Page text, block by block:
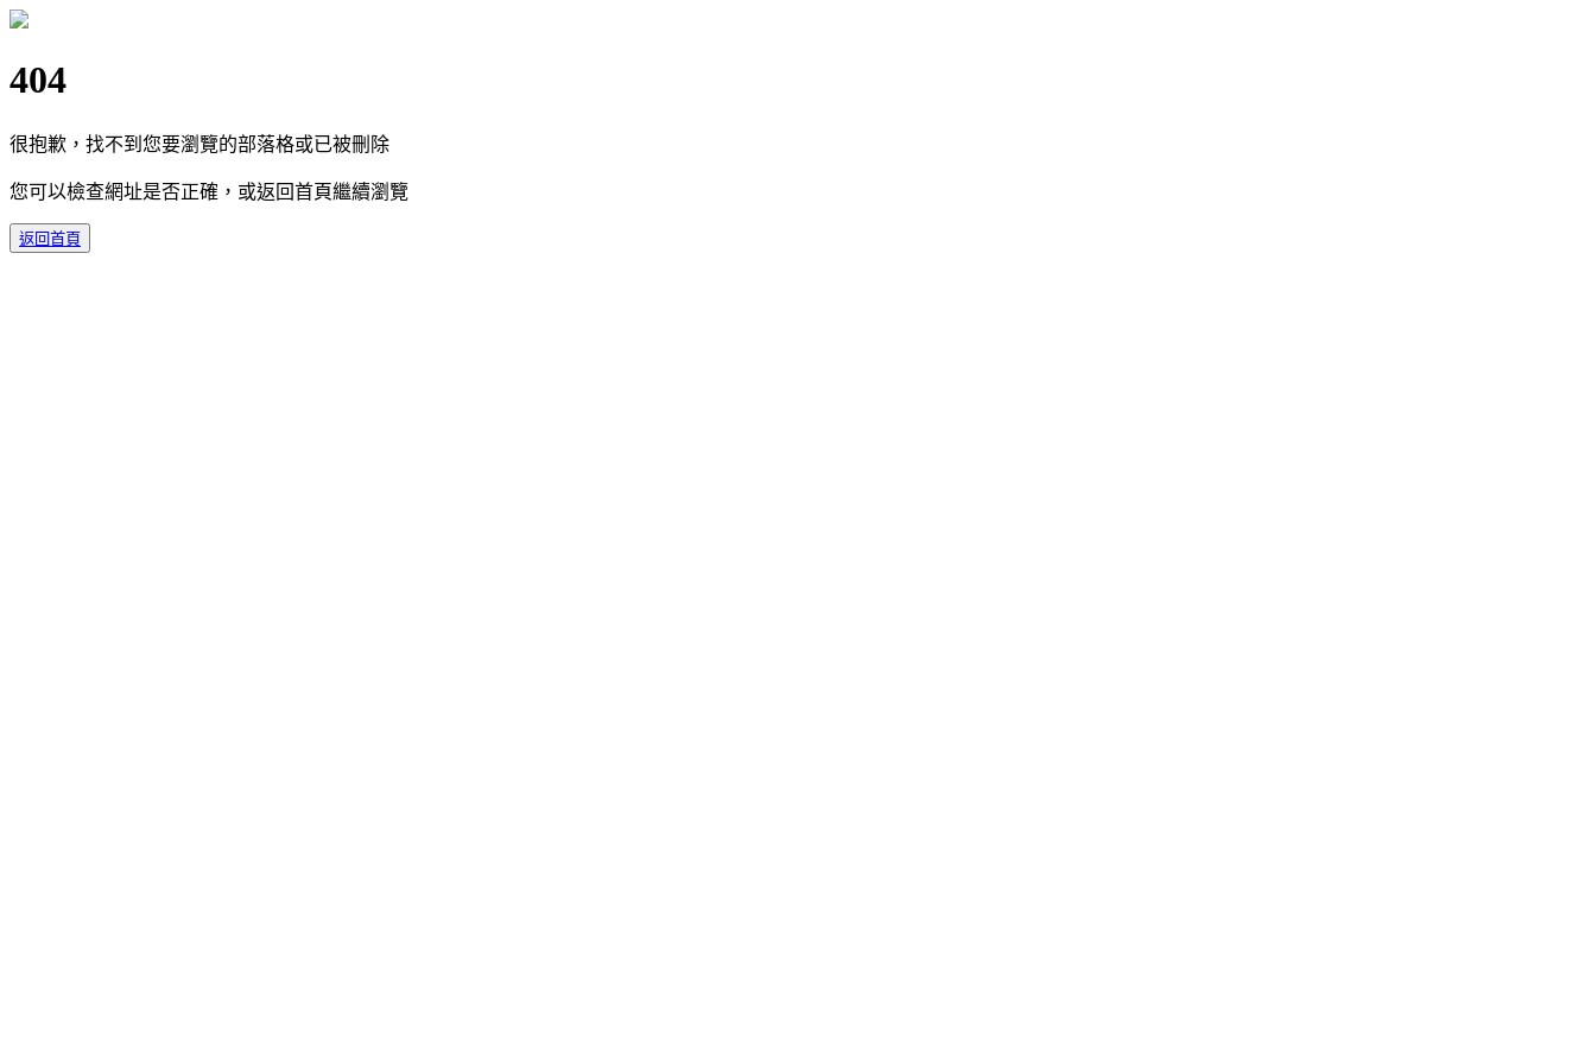
404
很抱歉，找不到您要瀏覽的部落格或已被刪除
您可以檢查網址是否正確，或返回首頁繼續瀏覽
返回首頁